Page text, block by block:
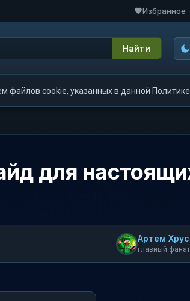
Избранное
Найти
файлов cookie, указанных в данной Политике.
для
Артем
главный